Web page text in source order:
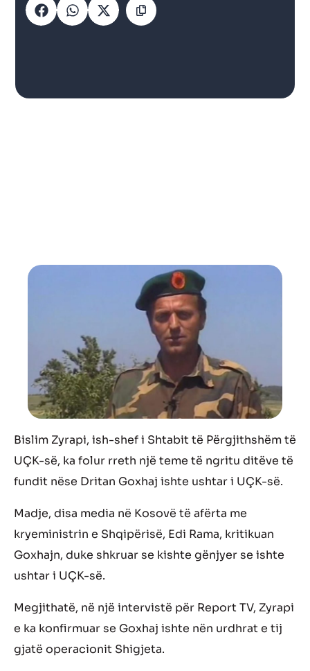
Bislim Zyrapi, ish-shef i Shtabit të Përgjithshëm të
UÇK-së, ka folur rreth një teme të ngritu ditëve të
fundit nëse Dritan Goxhaj ishte ushtar i UÇK-së.
Madje, disa media në Kosovë të afërta me
kryeministrin e Shqipërisë, Edi Rama, kritikuan
Goxhajn, duke shkruar se kishte gënjyer se ishte
ushtar i UÇK-së.
Megjithatë, në një intervistë për Report TV, Zyrapi
e ka konfirmuar se Goxhaj ishte nën urdhrat e tij
gjatë operacionit Shigjeta.